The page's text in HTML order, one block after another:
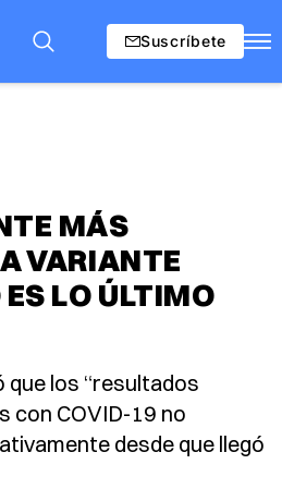
Suscríbete
MÁS
VARIANTE
LO ÚLTIMO
que los “resultados
con COVID-19 no
desde que llegó